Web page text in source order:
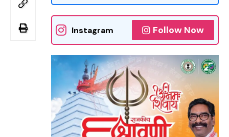
Instagram Follow Now